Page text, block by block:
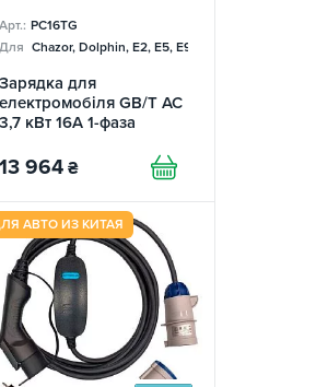
Арт.: PC16TG
Для Chazor, Dolphin, E2, E5, E9, Mercedes
Зарядка для
електромобіля GB/T AC
3,7 кВт 16А 1-фаза
SPARKS
13 964 ₴
АВТО ИЗ КИТАЯ